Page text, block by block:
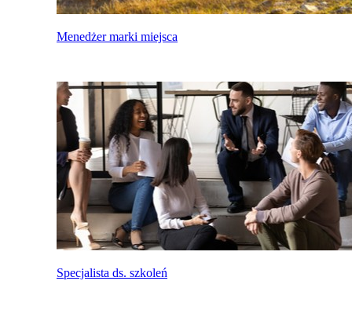
Menedżer marki miejsca
Specjalista ds. szkoleń